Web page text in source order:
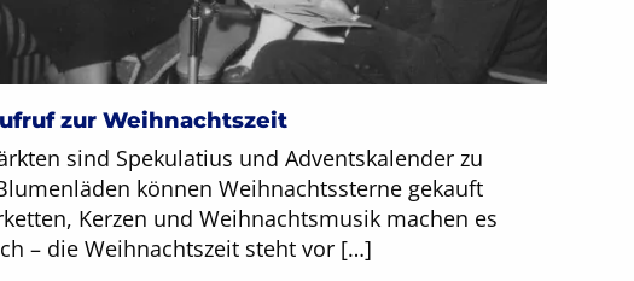
zur Weihnachtszeit
sind Spekulatius und Adventskalender zu
können Weihnachtssterne gekauft
Kerzen und Weihnachtsmusik machen es
– die Weihnachtszeit steht vor […]